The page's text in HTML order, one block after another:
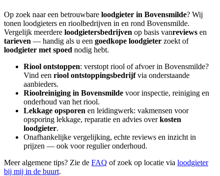
Op zoek naar een betrouwbare loodgieter in Bovensmilde? Wij
tonen loodgieters en rioolbedrijven in en rond Bovensmilde.
Vergelijk meerdere loodgietersbedrijven op basis vanreviews en
tarieven — handig als u een goedkope loodgieter zoekt of
loodgieter met spoed nodig hebt.
Riool ontstoppen: verstopt riool of afvoer in Bovensmilde?
Vind een riool ontstoppingsbedrijfvia onderstaande
aanbieders.
Rioolreiniging in Bovensmilde voor inspectie, reiniging en
onderhoud van het riool.
Lekkage opsporen en leidingwerk: vakmensen voor
opsporing lekkage, reparatie en advies overkosten
loodgieter.
Onafhankelijke vergelijking, echte reviews en inzicht in
prijzen — ook voor regulier onderhoud.
Meer algemene tips? Zie de FAQ of zoek op locatie via loodgieter
bij mij in de buurt.